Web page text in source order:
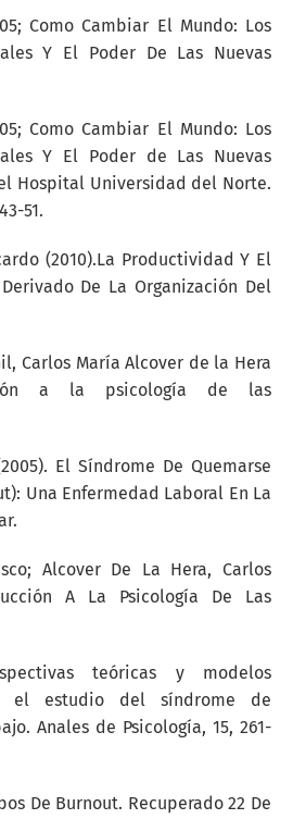
Como Cambiar El Mundo: Los
Y El Poder De Las Nuevas
Como Cambiar El Mundo: Los
Y El Poder de Las Nuevas
Hospital Universidad del Norte.
51.
(2010).La Productividad Y El
De La Organización Del
Carlos María Alcover de la Hera
a la psicología de las
El Síndrome De Quemarse
Una Enfermedad Laboral En La
Alcover De La Hera, Carlos
A La Psicología De Las
teóricas y modelos
el estudio del síndrome de
Anales de Psicología, 15, 261-
De Burnout. Recuperado 22 De